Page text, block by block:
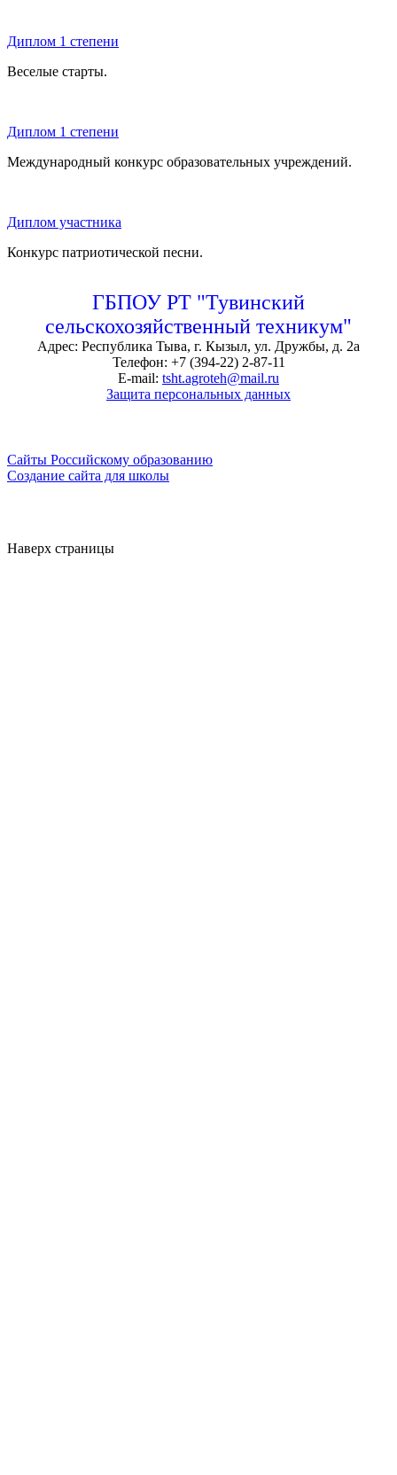
Диплом 1 степени
Веселые старты.
Диплом 1 степени
Международный конкурс образовательных учреждений.
Диплом участника
Конкурс патриотической песни.
ГБПОУ РТ "Тувинский
сельскохозяйственный техникум"
Адрес: Республика Тыва, г. Кызыл, ул. Дружбы, д. 2а
Телефон: +7 (394-22) 2-87-11
E-mail: tsht.agroteh@mail.ru
Защита персональных данных
Сайты Российскому образованию
Создание сайта для школы
Наверх страницы